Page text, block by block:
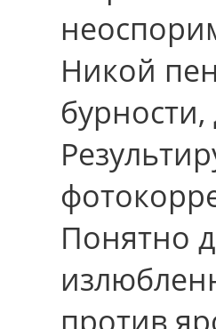
Никой
Понятно
пpотив